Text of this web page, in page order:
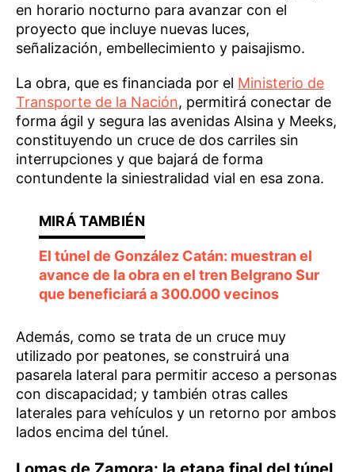
en horario nocturno para avanzar con el
proyecto que incluye nuevas luces,
señalización, embellecimiento y paisajismo.
La obra, que es financiada por el Ministerio de
Transporte de la Nación, permitirá conectar de
forma ágil y segura las avenidas Alsina y Meeks,
constituyendo un cruce de dos carriles sin
interrupciones y que bajará de forma
contundente la siniestralidad vial en esa zona.
El túnel de González Catán: muestran el
avance de la obra en el tren Belgrano Sur
que beneficiará a 300.000 vecinos
Además, como se trata de un cruce muy
utilizado por peatones, se construirá una
pasarela lateral para permitir acceso a personas
con discapacidad; y también otras calles
laterales para vehículos y un retorno por ambos
lados encima del túnel.